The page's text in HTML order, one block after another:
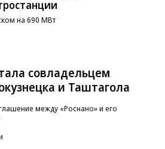
на 690 МВт
совладельцем
и Таштагола
между «Роснано» и его